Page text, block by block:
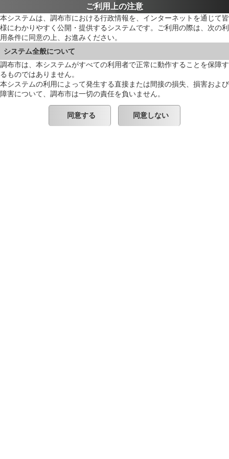
ご利用上の注意
本システムは、調布市における行政情報を、インターネットを通じて皆
様にわかりやすく公開・提供するシステムです。ご利用の際は、次の利
用条件に同意の上、お進みください。
システム全般について
調布市は、本システムがすべての利用者で正常に動作することを保障す
るものではありません。
本システムの利用によって発生する直接または間接の損失、損害および
障害について、調布市は一切の責任を負いません。
同意する 同意しない